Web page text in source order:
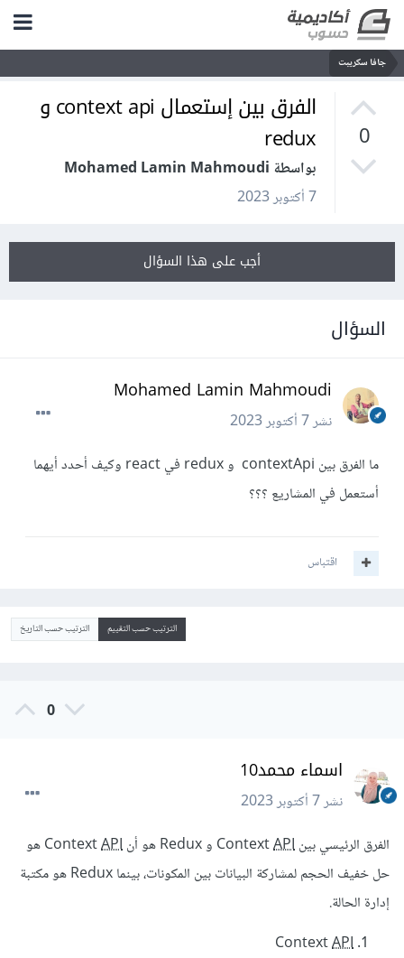
جافا سكريبت
0
الفرق بين إستعمال context api و
redux
بواسطة Mohamed Lamin Mahmoudi
7 أكتوبر 2023
أجب على هذا السؤال
السؤال
Mohamed Lamin Mahmoudi
نشر7 أكتوبر 2023
ما الفرق بين contextApi و redux في react وكيف أحدد أيهما
أستعمل في المشاريع ؟؟؟
اقتباس
الترتيب حسب التقييم الترتيب حسب التاريخ
0
اسماء محمد10
نشر7 أكتوبر 2023
الفرق الرئيسي بين ContextAPI و Redux هو أن Context API
هو
حل خفيف الحجم لمشاركة البيانات بين المكونات، بينما Redux هو مكتبة
إدارة الحالة.
ContextAPI